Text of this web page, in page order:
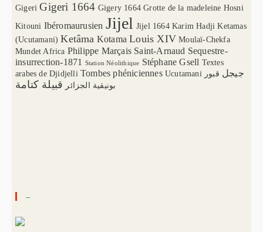
Gigeri Gigeri 1664 Gigery 1664 Grotte de la madeleine Hosni
Kitouni Ibéromaurusien Jijel Jijel 1664 Karim Hadji Ketamas
(Ucutamani) Ketâma Kotama Louis XIV Moulaï-Chekfa
Mundet Africa Philippe Marçais Saint-Arnaud Sequestre-
insurrection-1871
Station Néolithique Stéphane Gsell Textes
arabes de Djidjelli Tombes phéniciennes Ucutamani جيجل قبور
بونيقية الجزائر قبيلة كتامة
–